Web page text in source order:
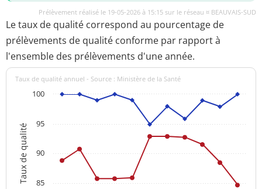
Prélèvement réalisé le 19-05-2026 à 15:15 sur le réseau ¤ BEAUVAIS-SUD
Le taux de qualité correspond au pourcentage de
prélèvements de qualité conforme par rapport à
l'ensemble des prélèvements d'une année.
Taux de qualité
Taux de qualité annuel - Source : Ministère de la Santé
85
90
95
100